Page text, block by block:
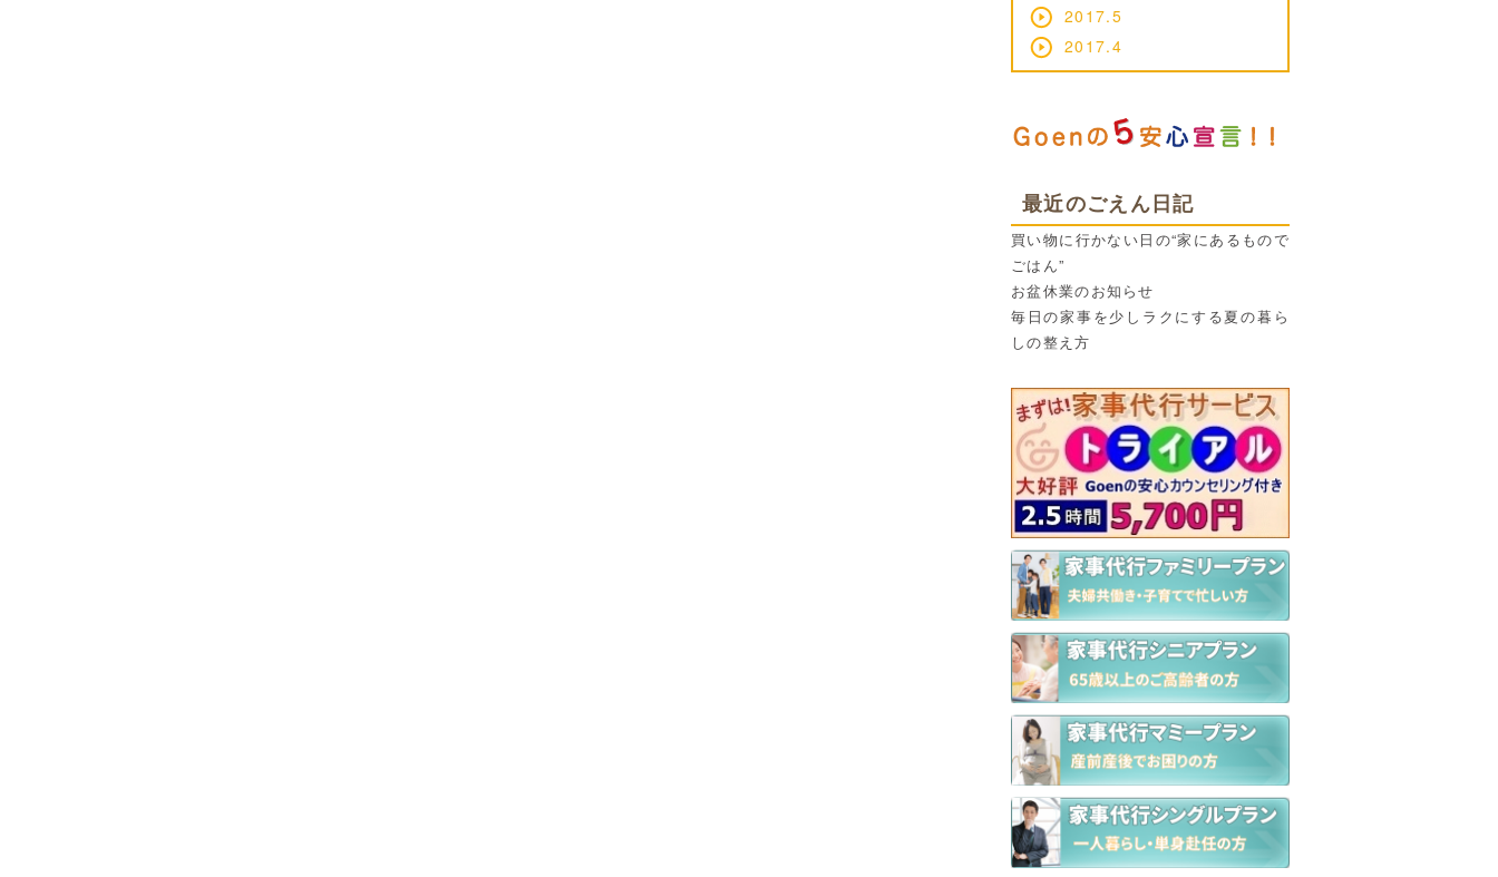
2017.5
2017.4
最近のごえん日記
買い物に行かない日の“家にあるもので
ごはん”
お盆休業のお知らせ
毎日の家事を少しラクにする夏の暮ら
しの整え方